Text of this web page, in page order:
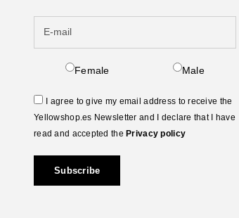
Female Male
I agree to give my email address to receive the
Yellowshop.es Newsletter and I declare that I have
read and accepted thePrivacy policy
Subscribe